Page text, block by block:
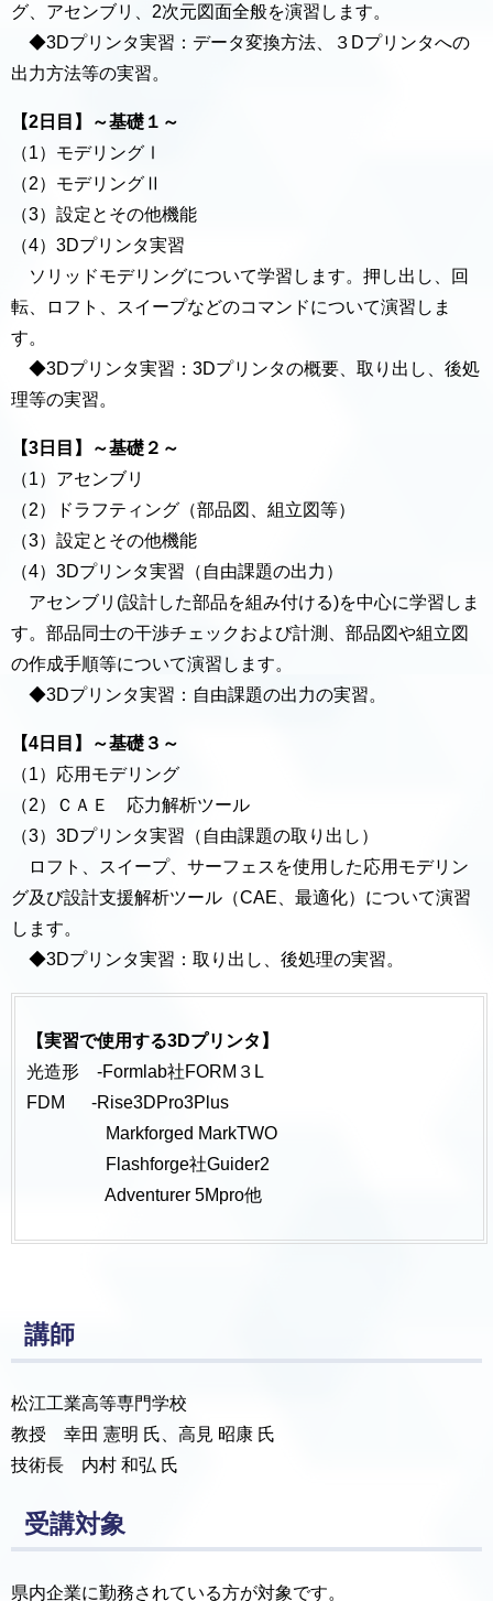
グ、アセンブリ、2次元図面全般を演習します。
◆3Dプリンタ実習：データ変換方法、３Dプリンタへの
出力方法等の実習。
【2日目】～基礎１～
（1）モデリングⅠ
（2）モデリングⅡ
（3）設定とその他機能
（4）3Dプリンタ実習
ソリッドモデリングについて学習します。押し出し、回
転、ロフト、スイープなどのコマンドについて演習しま
す。
◆3Dプリンタ実習：3Dプリンタの概要、取り出し、後処
理等の実習。
【3日目】～基礎２～
（1）アセンブリ
（2）ドラフティング（部品図、組立図等）
（3）設定とその他機能
（4）3Dプリンタ実習（自由課題の出力）
アセンブリ(設計した部品を組み付ける)を中心に学習しま
す。部品同士の干渉チェックおよび計測、部品図や組立図
の作成手順等について演習します。
◆3Dプリンタ実習：自由課題の出力の実習。
【4日目】～基礎３～
（1）応用モデリング
（2）ＣＡＥ 応力解析ツール
（3）3Dプリンタ実習（自由課題の取り出し）
ロフト、スイープ、サーフェスを使用した応用モデリン
グ及び設計支援解析ツール（CAE、最適化）について演習
します。
◆3Dプリンタ実習：取り出し、後処理の実習。
【実習で使用する3Dプリンタ】
光造形 -Formlab社FORM３L
FDM -Rise3DPro3Plus
Markforged MarkTWO
Flashforge社Guider2
Adventurer 5Mpro他
講師
松江工業高等専門学校
教授 幸田 憲明 氏、高見 昭康 氏
技術長 内村 和弘 氏
受講対象
県内企業に勤務されている方が対象です。